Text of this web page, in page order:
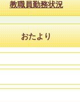
教職員勤務状況
おたより